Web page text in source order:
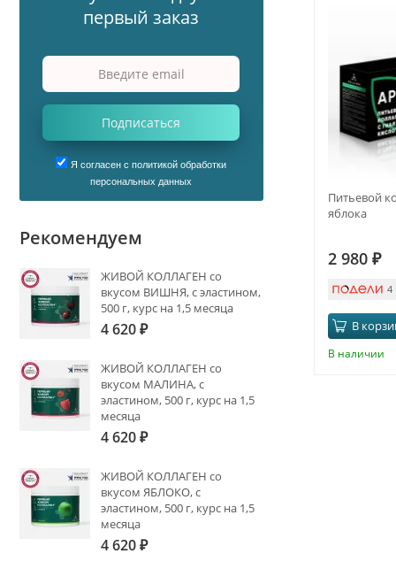
Питьевой
яблока
2 980 ₽
4
В
В наличии
первый заказ
Подписаться
Я согласен с политикой обработки
персональных данных
Рекомендуем
ЖИВОЙ КОЛЛАГЕН со
вкусом ВИШНЯ, с эластином,
500 г, курс на 1,5 месяца
4 620₽
ЖИВОЙ КОЛЛАГЕН со
вкусом МАЛИНА, с
эластином, 500 г, курс на 1,5
месяца
4 620₽
ЖИВОЙ КОЛЛАГЕН со
вкусом ЯБЛОКО, с
эластином, 500 г, курс на 1,5
месяца
4 620₽